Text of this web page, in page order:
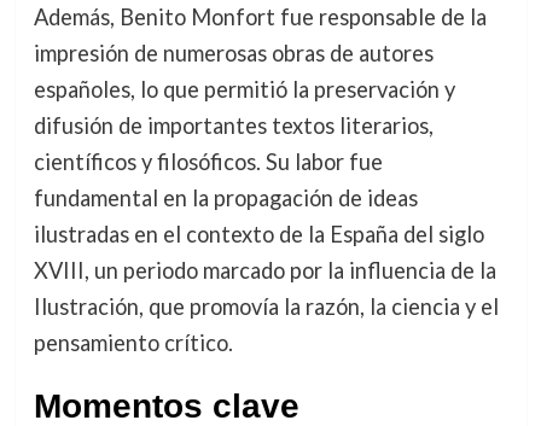
Además, Benito Monfort fue responsable de la
impresión de numerosas obras de autores
españoles, lo que permitió la preservación y
difusión de importantes textos literarios,
científicos y filosóficos. Su labor fue
fundamental en la propagación de ideas
ilustradas en el contexto de la España del siglo
XVIII, un periodo marcado por la influencia de la
Ilustración, que promovía la razón, la ciencia y el
pensamiento crítico.
Momentos clave